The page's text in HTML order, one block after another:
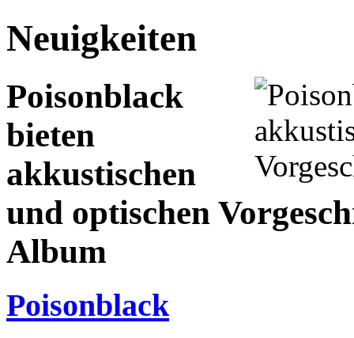
Neuigkeiten
Poisonblack
bieten
akkustischen
und optischen
Album
Poisonblack